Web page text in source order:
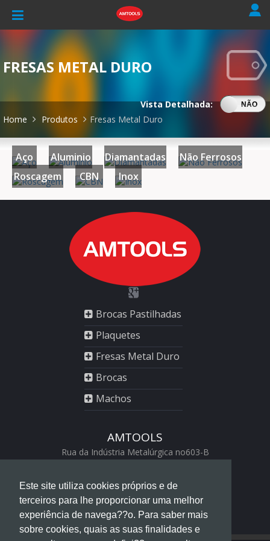
Este site utiliza cookies próprios e de
terceiros para lhe proporcionar uma melhor
experiência de navega??o. Para saber mais
sobre cookies, quais as suas finalidades e
FRESAS METAL DURO
Vista Detalhada:
SIM NÃO
Home Produtos Fresas Metal Duro
Aço Aluminio Diamantadas
Não Ferrosos
Roscagem
CBN Inox
Brocas Pastilhadas
Plaquetes
Fresas Metal Duro
Brocas
Machos
AMTOOLS
Rua da Indústria Metalúrgica no603-B
+351 244 560 456
geral@amtools.pt
swiss replica watches https://www.chattimes.me
Rolex Replica Watches